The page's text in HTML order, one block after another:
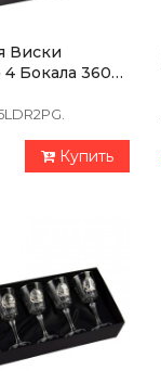
Виски
4 Бокала 360
Платиной,
Купить